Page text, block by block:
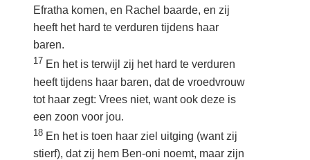
Efratha komen, en Rachel baarde, en zij
heeft het hard te verduren tijdens haar
baren.
17 En het is terwijl zij het hard te verduren
heeft tijdens haar baren, dat de vroedvrouw
tot haar zegt: Vrees niet, want ook deze is
een zoon voor jou.
18 En het is toen haar ziel uitging (want zij
stierf), dat zij hem Ben-oni noemt, maar zijn